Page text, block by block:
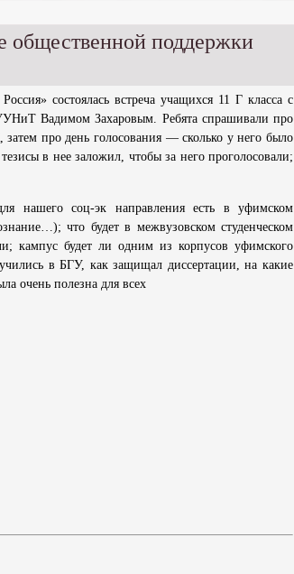
общественной поддержки
состоялась встреча учащихся 11 Г класса с
Вадимом Захаровым. Ребята спрашивали про
про день голосования — сколько у него было
в нее заложил, чтобы за него проголосовали;
нашего соц-эк направления есть в уфимском
что будет в межвузовском студенческом
кампус будет ли одним из корпусов уфимского
в БГУ, как защищал диссертации, на какие
очень полезна для всех